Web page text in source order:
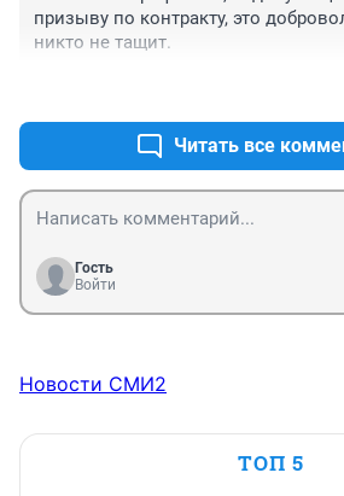
призыву по контракту, это
никто не тащит.
Читать все
Гость
Войти
Новости СМИ2
ТОП 5